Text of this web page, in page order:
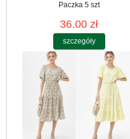
Paczka 5 szt
36.00 zł
szczegóły